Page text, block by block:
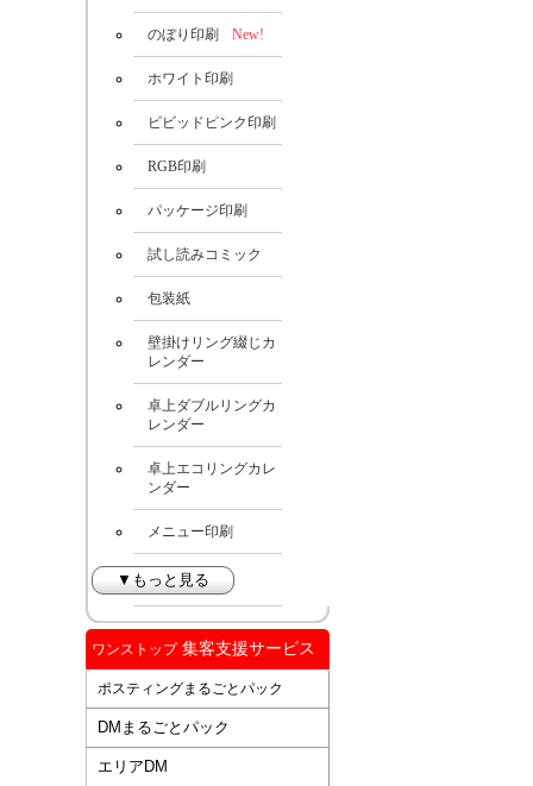
のぼり印刷 New!
ホワイト印刷
ビビッドピンク印刷
RGB印刷
パッケージ印刷
試し読みコミック
包装紙
壁掛けリング綴じカ
レンダー
卓上ダブルリングカ
レンダー
卓上エコリングカレ
ンダー
メニュー印刷
▼もっと見る
ワンストップ集客支援サービス
ポスティングまるごとパック
DMまるごとパック
エリアDM